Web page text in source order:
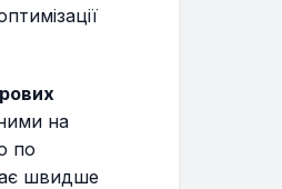
на
по
швидше